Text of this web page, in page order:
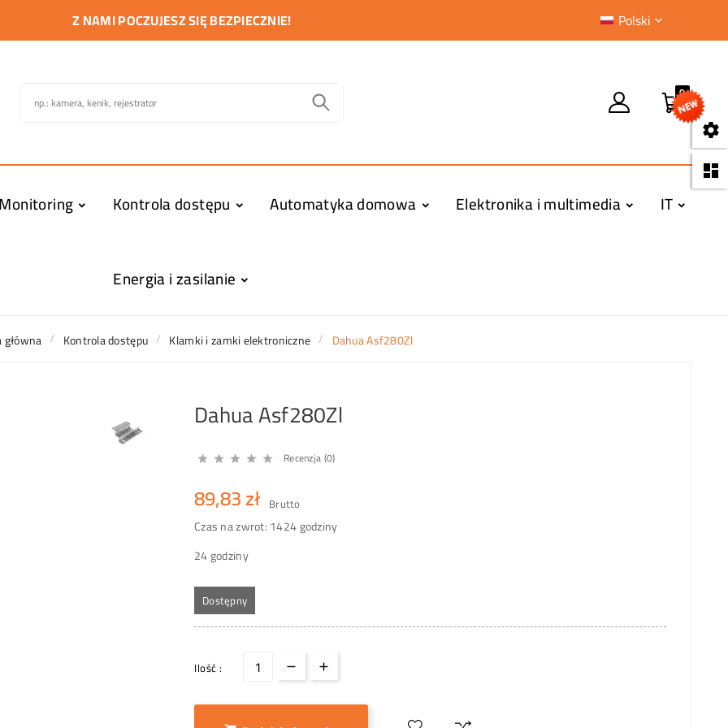


Z NAMI POCZUJESZ SIĘ BEZPIECZNIE! Polski 
0
Kontrola dostępu Automatyka domowa Elektronika i multimedia IT
Energia i zasilanie
Kontrola dostępu Klamki i zamki elektroniczne Dahua Asf280Zl
Dahua Asf280Zl
     Recenzja (0)
89,83 zł Brutto
Czas na zwrot: 1424 godziny
24 godziny
Dostępny
Ilość :